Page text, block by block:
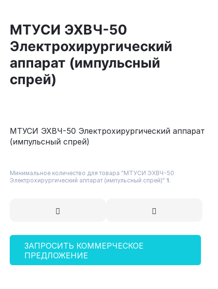
МТУСИ ЭХВЧ-50
Электрохирургический
аппарат (импульсный
спрей)
МТУСИ ЭХВЧ-50 Электрохирургический аппарат
(импульсный спрей)
Минимальное количество для товара "МТУСИ ЭХВЧ-50
Электрохирургический аппарат (импульсный спрей)" 1.
ЗАПРОСИТЬ КОММЕРЧЕСКОЕ
ПРЕДЛОЖЕНИЕ